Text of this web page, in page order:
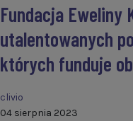
Fundacja Eweliny
utalentowanych
których funduje
clivio
04 sierpnia 2023